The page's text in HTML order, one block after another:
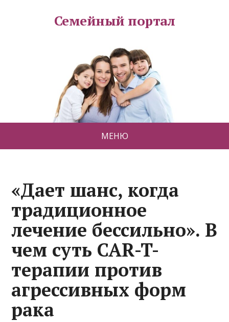
Семейный портал
МЕНЮ
«Дает шанс, когда
традиционное
лечение бессильно». В
чем суть CAR-T-
терапии против
агрессивных форм
рака